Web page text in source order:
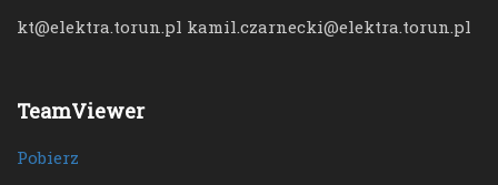
kt@elektra.torun.pl kamil.czarnecki@elektra.torun.pl
TeamViewer
Pobierz